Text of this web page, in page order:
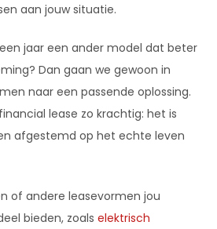
aan jouw situatie.
jaar een ander model dat beter
Dan gaan we gewoon in
naar een passende oplossing.
lease zo krachtig: het is
afgestemd op het echte leven
of andere leasevormen jou
bieden, zoals elektrisch